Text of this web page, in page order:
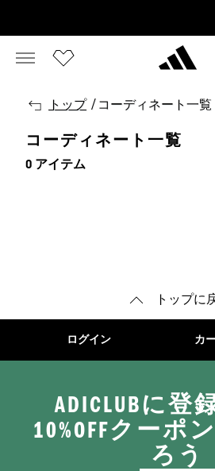
戻
トップ / コーディネート一覧
コーディネート一覧
0 アイテム
トップに
ログイン カ
ADICLUBに登
10%OFFクーポ
ろう